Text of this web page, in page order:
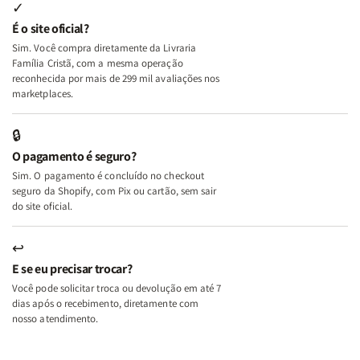
e
Deus
+
A
Mulher
Lar
+
A
Lar
✓
É o site oficial?
Sim. Você compra diretamente da Livraria
Família Cristã, com a mesma operação
reconhecida por mais de 299 mil avaliações nos
marketplaces.
🔒
O pagamento é seguro?
Sim. O pagamento é concluído no checkout
seguro da Shopify, com Pix ou cartão, sem sair
do site oficial.
↩
E se eu precisar trocar?
Você pode solicitar troca ou devolução em até 7
dias após o recebimento, diretamente com
nosso atendimento.